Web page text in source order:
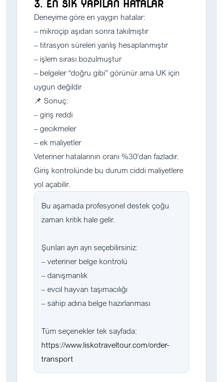
3. EN SIK YAPILAN HATALAR
Deneyime göre en yaygın hatalar:
– mikroçip aşıdan sonra takılmıştır
– titrasyon süreleri yanlış hesaplanmıştır
– işlem sırası bozulmuştur
– belgeler “doğru gibi” görünür ama UK için
uygun değildir
📌 Sonuç:
– giriş reddi
– gecikmeler
– ek maliyetler
Veteriner hatalarının oranı %30'dan fazladır.
Giriş kontrolünde bu durum ciddi maliyetlere
yol açabilir.
Bu aşamada profesyonel destek çoğu
zaman kritik hale gelir.
Şunları ayrı ayrı seçebilirsiniz:
– veteriner belge kontrolü
– danışmanlık
– evcil hayvan taşımacılığı
– sahip adına belge hazırlanması
Tüm seçenekler tek sayfada:
https://www.liskotraveltour.com/order-
transport